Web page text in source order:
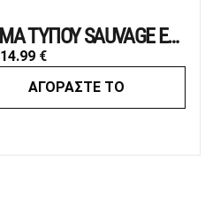
ΑΡΩΜΑ ΤΥΠΟΥ SAUVAGE ELIXIR
14.99 €
ΑΓΟΡΑΣΤΕ ΤΟ